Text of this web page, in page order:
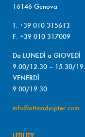
16146 Genova
T. +39 010 315613
F. +39 010 317009
Da LUNEDÌ a GIOVEDÌ
9.00/12.30 – 15.30/
VENERDÌ
9.00/19.30
info@otticadiopter.com